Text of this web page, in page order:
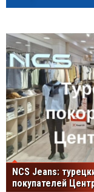
NCS Jeans:
покупателей